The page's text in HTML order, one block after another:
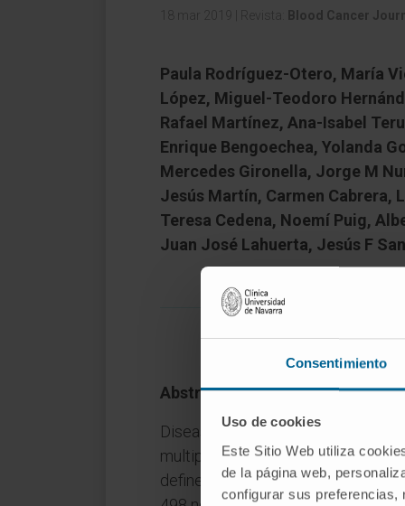
Consentimiento
Uso de cookies
Este Sitio Web utiliza
de la página web,
configurar sus preferencias,
18 mar 2019 Revista: Blood Cancer
Paula Rodríguez-Otero, María
López, Miguel-Teodoro
Rafael Martínez, Ana-Isabel
Enrique Bengoechea, Yolanda
Mercedes Gironella, Jorge M
Jesús Martín, Carmen Cabrera,
Teresa Cedena, Noemí Puig,
Juan José Lahuerta, Jesús F
Abstract
Disease control at 5 years would
multiple myeloma (MM) patients,
defined. Therefore, to gain further